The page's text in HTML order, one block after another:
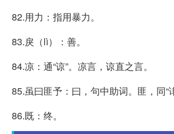
82.用力：指用暴力。
83.戾（lì）：善。
84.凉：通“谅”。凉言，谅直之言。
85.虽曰匪予：曰，句中助词。匪，同“
86.既：终。